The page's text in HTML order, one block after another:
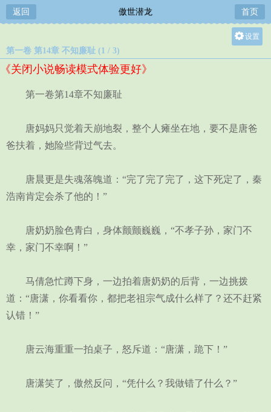
返回 傲世潜龙 首页
设置
第一卷 第14章 不知廉耻 (1 / 3)
《关闭小说畅读模式体验更好》
第一卷第14章不知廉耻
唐妈妈只觉着天崩地裂，整个人瘫坐在地，要不是唐爸
爸扶着，她险些背过气去。
唐晨更是失魂落魄道：“完了完了完了，这下死定了，秦
浩南肯定会杀了他的！”
唐奶奶脸色青白，身体颤颤巍巍，“不孝子孙，家门不
幸，家门不幸啊！”
马倩急忙蹲下身，一边拍着唐奶奶的后背，一边挑拨
道：“唐潇，你看看你，都把老祖宗气成什么样了？还不赶紧
认错！”
唐云海重重一拍桌子，怒斥道：“唐潇，跪下！”
唐潇笑了，傲然反问，“凭什么？我做错了什么？”